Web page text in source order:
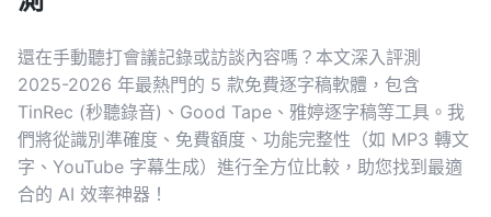
還在手動聽打會議記錄或訪談內容嗎？本文深入評測
2025-2026 年最熱門的 5 款免費逐字稿軟體，包含
TinRec (秒聽錄音)、Good Tape、雅婷逐字稿等工具。我
們將從識別準確度、免費額度、功能完整性（如 MP3 轉文
字、YouTube 字幕生成）進行全方位比較，助您找到最適
合的 AI 效率神器！